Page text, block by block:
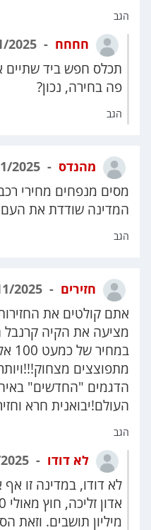
הגב
חחחח
פה בחירה, נכון?
הגב
מהנדס
מסים מנפחים מחירי
המדינה שודדת את העם
הגב
חזירים
אתם קולטים את
מציעה את הקיה קרנבל
מתפוצצים
הדגמים "החדשים"
העולם!יבואנית חרא
הגב
לא דודו
לא דודו, במדינה זו
מיליון תושבים. וזאת